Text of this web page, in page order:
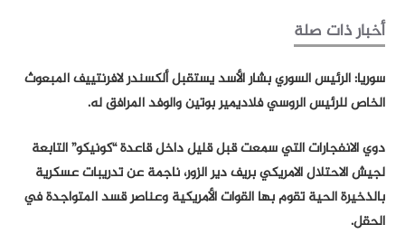
أخبار ذات صلة
سوريا: الرئيس السوري بشار الأسد يستقبل ألكسندر لافرنتييف المبعوث
الخاص للرئيس الروسي فلاديمير بوتين والوفد المرافق له.
دوي الانفجارات التي سمعت قبل قليل داخل قاعدة “كونيكو” التابعة
لجيش الاحتلال الامريكي بريف دير الزور، ناجمة عن تدريبات عسكرية
بالذخيرة الحية تقوم بها القوات الأمريكية وعناصر قسد المتواجدة في
الحقل.